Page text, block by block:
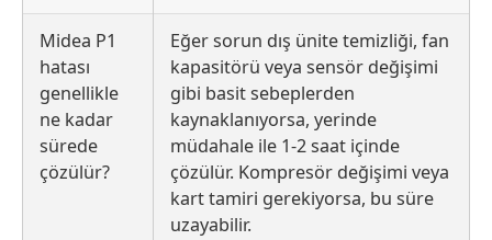
Midea P1
hatası
genellikle
ne kadar
sürede
çözülür?
Eğer sorun dış ünite temizliği, fan
kapasitörü veya sensör değişimi
gibi basit sebeplerden
kaynaklanıyorsa, yerinde
müdahale ile 1-2 saat içinde
çözülür. Kompresör değişimi veya
kart tamiri gerekiyorsa, bu süre
uzayabilir.